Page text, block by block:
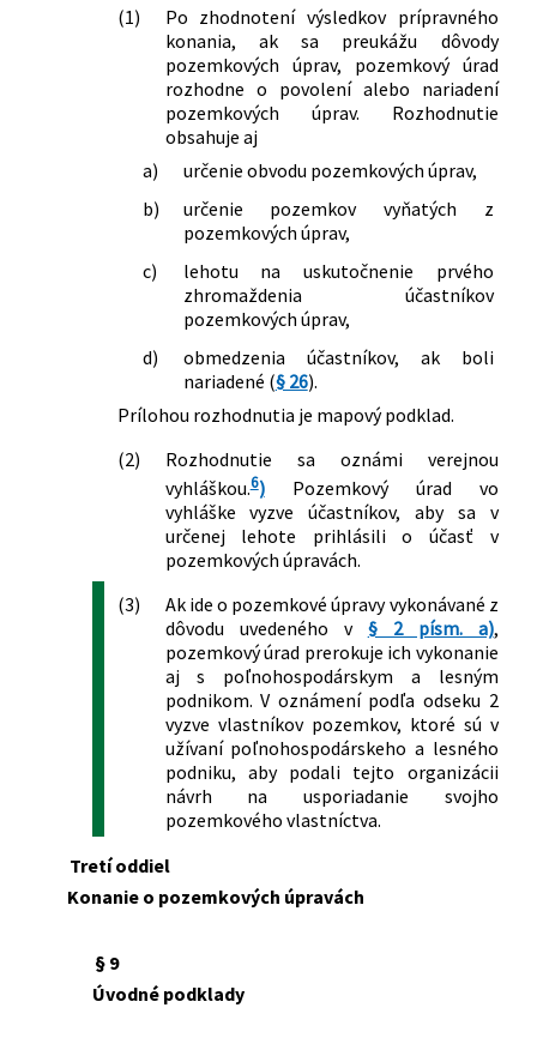
č. 543/2002 Z. z. o ochrane prírody a
krajiny v znení neskorších predpisov a
ktorým sa menia a dopĺňajú niektoré
zákony
257/2022 Z. z.
Zákon, ktorým sa mení a dopĺňa zákon
Slovenskej národnej rady č. 330/1991
Zb. o pozemkových úpravách,
usporiadaní pozemkového vlastníctva,
pozemkových úradoch, pozemkovom
fonde a o pozemkových
spoločenstvách v znení neskorších
predpisov a ktorým sa menia a
dopĺňajú niektoré zákony
487/2022 Z. z.
Zákon, ktorým sa mení a dopĺňa zákon
Slovenskej národnej rady č. 330/1991
Zb. o pozemkových úpravách,
pozemkových úradoch, pozemkovom
fonde a o pozemkových
spoločenstvách v znení neskorších
predpisov
205/2023 Z. z.
Zákon o zmene a doplnení niektorých
zákonov v súvislosti s reformou
stavebnej legislatívy
142/2024 Z. z.
Zákon o mimoriadnych opatreniach
pre strategické investície a pre
výstavbu transeurópskej dopravnej
siete a o zmene a doplnení niektorých
zákonov
204/2024 Z. z.
Zákon, ktorým sa mení a dopĺňa zákon
Slovenskej národnej rady č. 330/1991
Zb. o pozemkových úpravách,
pozemkových úradoch, pozemkovom
fonde a o pozemkových
205/2023 Z. z. o zmene a doplnení
(1)
Po zhodnotení výsledkov prípravného
konania, ak sa preukážu dôvody
pozemkových úprav, pozemkový úrad
rozhodne o povolení alebo nariadení
pozemkových úprav. Rozhodnutie
obsahuje aj
a)
určenie obvodu pozemkových úprav,
b)
určenie pozemkov vyňatých z
pozemkových úprav,
c)
lehotu na uskutočnenie prvého
zhromaždenia účastníkov
pozemkových úprav,
d)
obmedzenia účastníkov, ak boli
nariadené (§ 26).
Prílohou rozhodnutia je mapový podklad.
(2)
Rozhodnutie sa oznámi verejnou
vyhláškou.6)Pozemkový úrad vo
vyhláške vyzve účastníkov, aby sa v
určenej lehote prihlásili o účasť v
pozemkových úpravách.
(3)
Ak ide o pozemkové úpravy vykonávané z
dôvodu uvedeného v § 2 písm. a),
pozemkový úrad prerokuje ich vykonanie
aj s poľnohospodárskym a lesným
podnikom. V oznámení podľa odseku 2
vyzve vlastníkov pozemkov, ktoré sú v
užívaní poľnohospodárskeho a lesného
podniku, aby podali tejto organizácii
návrh na usporiadanie svojho
pozemkového vlastníctva.
Tretí oddiel
Konanie o pozemkových úpravách
§ 9
Úvodné podklady